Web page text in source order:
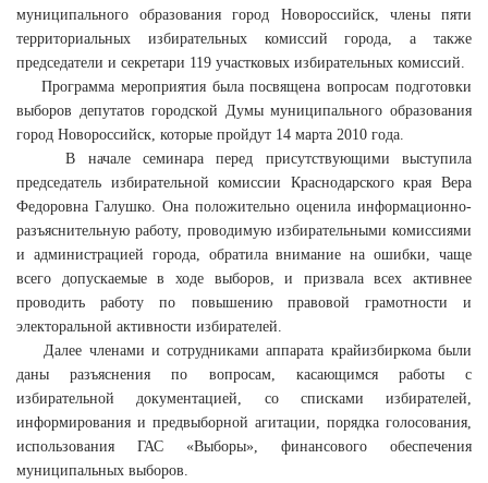
муниципального образования город Новороссийск, члены пяти
территориальных избирательных комиссий города, а также
председатели и секретари 119 участковых избирательных комиссий.
Программа мероприятия была посвящена вопросам подготовки
выборов депутатов городской Думы муниципального образования
город Новороссийск, которые пройдут 14 марта 2010 года.
В начале семинара перед присутствующими выступила
председатель избирательной комиссии Краснодарского края Вера
Федоровна Галушко. Она положительно оценила информационно-
разъяснительную работу, проводимую избирательными комиссиями
и администрацией города, обратила внимание на ошибки, чаще
всего допускаемые в ходе выборов, и призвала всех активнее
проводить работу по повышению правовой грамотности и
электоральной активности избирателей.
Далее членами и сотрудниками аппарата крайизбиркома были
даны разъяснения по вопросам, касающимся работы с
избирательной документацией, со списками избирателей,
информирования и предвыборной агитации, порядка голосования,
использования ГАС «Выборы», финансового обеспечения
муниципальных выборов.